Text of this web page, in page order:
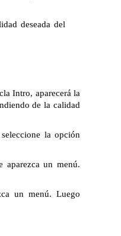
deseada del
Intro, aparecerá la
de la calidad
la opción
aparezca un menú.
un menú. Luego